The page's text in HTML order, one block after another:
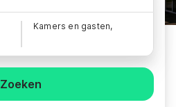
Kamers en gasten,
Zoeken